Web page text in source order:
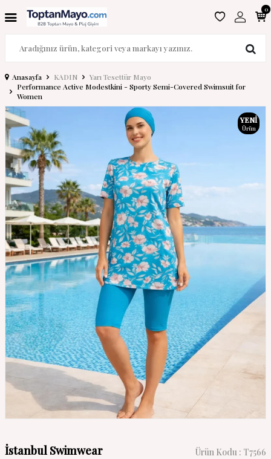
0
Anasayfa KADIN
Yarı Tesettür Mayo
Performance Active Modestkini - Sporty Semi-Covered Swimsuit for
Women
YENI
Ürün
İstanbul Swimwear Ürün Kodu : T7566